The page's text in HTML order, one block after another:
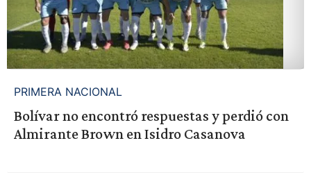
PRIMERA NACIONAL
Bolívar no encontró respuestas y perdió con
Almirante Brown en Isidro Casanova